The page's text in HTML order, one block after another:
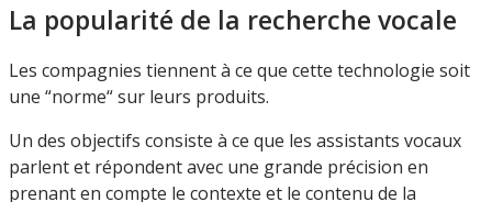
La popularité de la recherche vocale
Les compagnies tiennent à ce que cette technologie soit
une “norme“ sur leurs produits.
Un des objectifs consiste à ce que les assistants vocaux
parlent et répondent avec une grande précision en
prenant en compte le contexte et le contenu de la